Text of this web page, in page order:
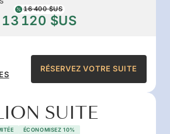
16 400 $US
13 120 $US
RÉSERVEZ VOTRE SUITE
SUITE
ÉCONOMISEZ 10%